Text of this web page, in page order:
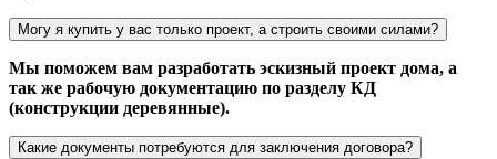
Могу я купить у вас только проект, а строить своими силами?
Мы поможем вам разработать эскизный проект дома, а
так же рабочую документацию по разделу КД
(конструкции деревянные).
Какие документы потребуются для заключения договора?